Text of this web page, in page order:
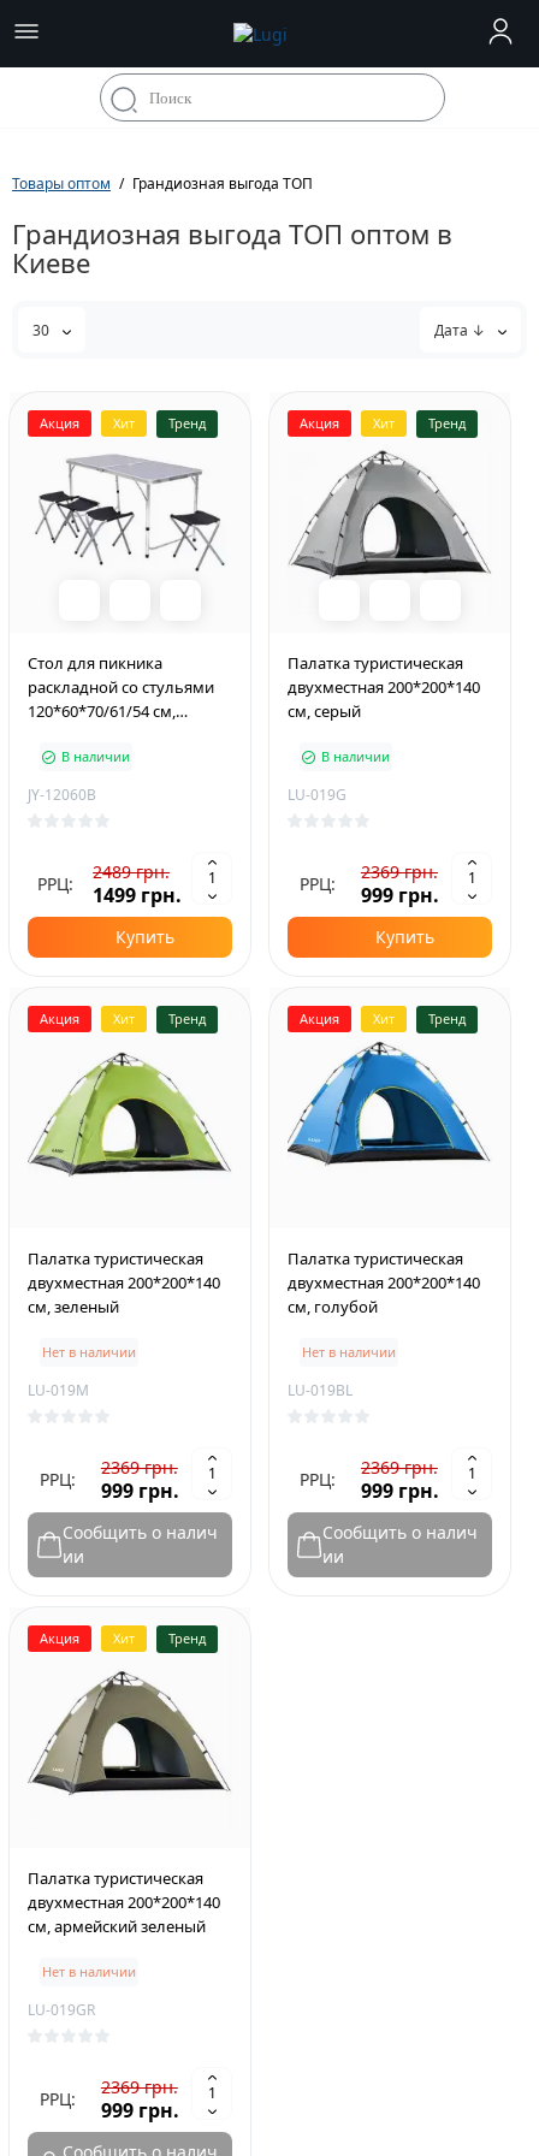
Товары оптом Грандиозная выгода ТОП
Грандиозная выгода ТОП оптом в
Киеве
30 Дата ↓
Акция Хит Тренд
Стол для пикника
раскладной со стульями
120*60*70/61/54 см,
В наличии
JY-12060B
РРЦ:
2489 грн.
1499 грн.
Купить
Акция Хит Тренд
Палатка туристическая
двухместная 200*200*140
см, серый
В наличии
LU-019G
РРЦ:
2369 грн.
999 грн.
Купить
Акция Хит Тренд
Палатка туристическая
двухместная 200*200*140
см, зеленый
Нет в наличии
LU-019M
РРЦ:
2369 грн.
999 грн.
Сообщить о налич
ии
Акция Хит Тренд
Палатка туристическая
двухместная 200*200*140
см, голубой
Нет в наличии
LU-019BL
РРЦ:
2369 грн.
999 грн.
Сообщить о налич
ии
Акция Хит Тренд
Палатка туристическая
двухместная 200*200*140
см, армейский зеленый
Нет в наличии
LU-019GR
РРЦ:
2369 грн.
999 грн.